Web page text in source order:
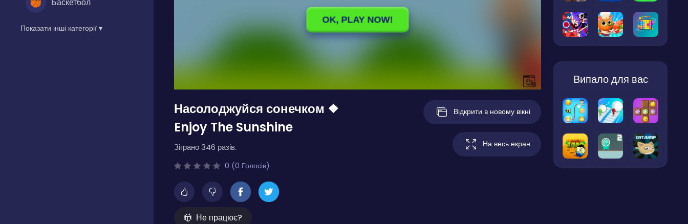
Показати інші категорії ▾
Насолоджуйся сонечком ❖
Enjoy The Sunshine
Зіграно 346 разів.
0 (0 Голосів)
Не працює?
Відкрити в новому вікні
На весь екран
Випало для вас